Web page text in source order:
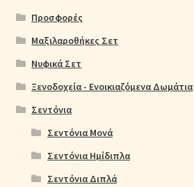
Προσφορές
Μαξιλαροθήκες Σετ
Νυφικά Σετ
Ξενοδοχεία - Ενοικιαζόμενα Δωμάτια
Σεντόνια
Σεντόνια Μονά
Σεντόνια Ημίδιπλα
Σεντόνια Διπλά